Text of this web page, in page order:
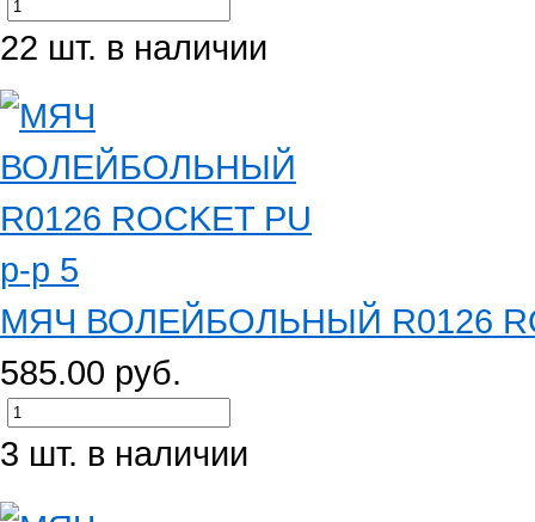
22 шт. в наличии
МЯЧ ВОЛЕЙБОЛЬНЫЙ R0126
585.00 руб.
3 шт. в наличии